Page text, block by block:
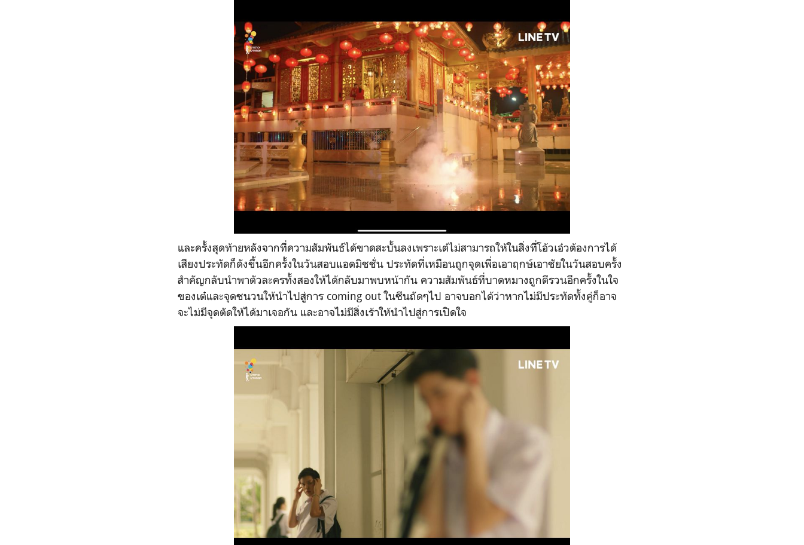
และครั้งสุดท้ายหลังจากที่ความสัมพันธ์ได้ขาดสะบั้นลงเพราะเต๋ไม่สามารถให้ในสิ่งที่โอ้วเอ๋วต้องการได้
เสียงประทัดก็ดังขึ้นอีกครั้งในวันสอบแอดมิชชั่น ประทัดที่เหมือนถูกจุดเพื่อเอาฤกษ์เอาชัยในวันสอบครั้ง
สำคัญกลับนำพาตัวละครทั้งสองให้ได้กลับมาพบหน้ากัน ความสัมพันธ์ที่บาดหมางถูกตีรวนอีกครั้งในใจ
ของเต๋และจุดชนวนให้นำไปสู่การ coming out ในซีนถัดๆไป อาจบอกได้ว่าหากไม่มีประทัดทั้งคู่ก็อาจ
จะไม่มีจุดตัดให้ได้มาเจอกัน และอาจไม่มีสิ่งเร้าให้นำไปสู่การเปิดใจ